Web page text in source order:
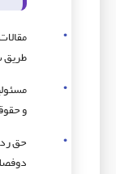
طریق
و
حق رد